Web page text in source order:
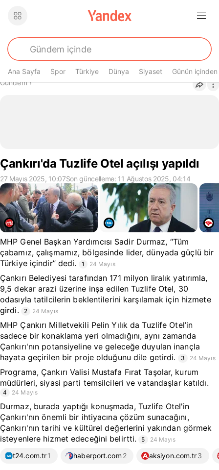
Ana Sayfa Spor Türkiye Dünya Siyaset Günün içinden
Buradasın
Gündem›
Çankırı'da Tuzlife Otel açılışı yapıldı
27 Mayıs 2025, 10:07Son güncelleme: 11 Ağustos 2025, 04:14
MHP Genel Başkan Yardımcısı Sadir Durmaz, “Tüm
çabamız, çalışmamız, bölgesinde lider, dünyada güçlü bir
Türkiye içindir” dedi.
1 24 Mayıs
Çankırı Belediyesi tarafından 171 milyon liralık yatırımla,
9,5 dekar arazi üzerine inşa edilen Tuzlife Otel, 30
odasıyla tatilcilerin beklentilerini karşılamak için hizmete
girdi.
2 24 Mayıs
MHP Çankırı Milletvekili Pelin Yılık da Tuzlife Otel’in
sadece bir konaklama yeri olmadığını, aynı zamanda
Çankırı'nın potansiyeline ve geleceğe duyulan inançla
hayata geçirilen bir proje olduğunu dile getirdi.
3 24 Mayıs
Programa, Çankırı Valisi Mustafa Fırat Taşolar, kurum
müdürleri, siyasi parti temsilcileri ve vatandaşlar katıldı.
4 24 Mayıs
Durmaz, burada yaptığı konuşmada, Tuzlife Otel'in
Çankırı'nın önemli bir ihtiyacına çözüm sunacağını,
Çankırı'nın tarihi ve kültürel değerlerini yakından görmek
isteyenlere hizmet edeceğini belirtti.
5 24 Mayıs
t24.com.tr1 haberport.com 2 aksiyon.com.tr3